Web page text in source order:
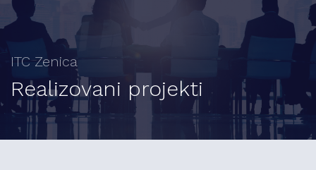
ITC Zenica
Realizovani projekti